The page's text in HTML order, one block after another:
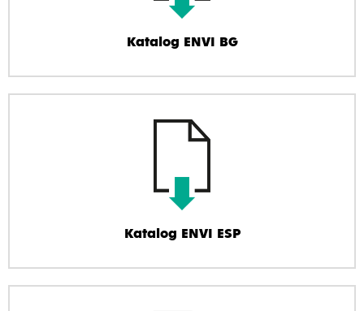
Katalog ENVI BG
Katalog ENVI ESP